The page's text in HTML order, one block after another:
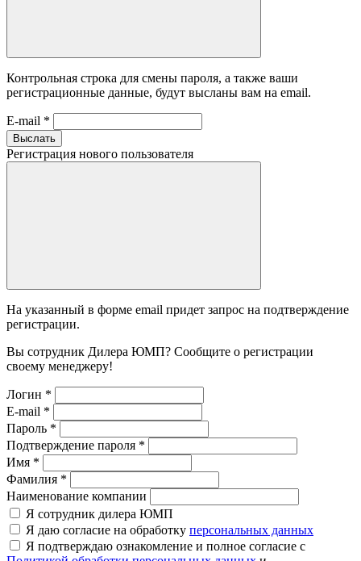
Контрольная строка для смены пароля, а также ваши
регистрационные данные, будут высланы вам на email.
E-mail *
Выслать
Регистрация нового пользователя
На указанный в форме email придет запрос на подтверждение
регистрации.
Вы сотрудник Дилера ЮМП? Сообщите о регистрации
своему менеджеру!
Логин *
E-mail *
Пароль *
Подтверждение пароля *
Имя *
Фамилия *
Наименование компании
Я сотрудник дилера ЮМП
Я даю согласие на обработку персональных данных
Я подтверждаю ознакомление и полное согласие с